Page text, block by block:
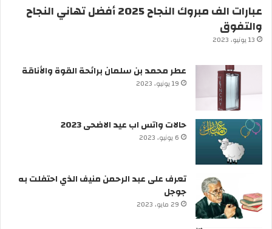
عبارات الف مبروك النجاح 2025 أفضل تهاني النجاح
والتفوق
13 يونيو، 2023
عطر محمد بن سلمان برائحة القوة والأناقة
19 يونيو، 2023
حالات واتس اب عيد الاضحى 2023
6 يونيو، 2023
تعرف على عبد الرحمن منيف الذي احتفلت به
جوجل
29 مايو، 2023